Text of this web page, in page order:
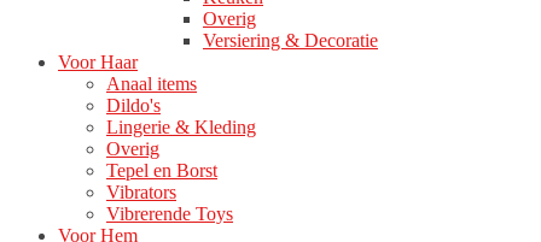
Overig
Versiering & Decoratie
Voor Haar
Anaal items
Dildo's
Lingerie & Kleding
Overig
Tepel en Borst
Vibrators
Vibrerende Toys
Voor Hem